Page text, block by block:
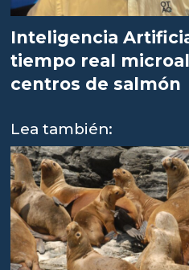
Inteligencia
tiempo real
centros de salmón
Lea también: